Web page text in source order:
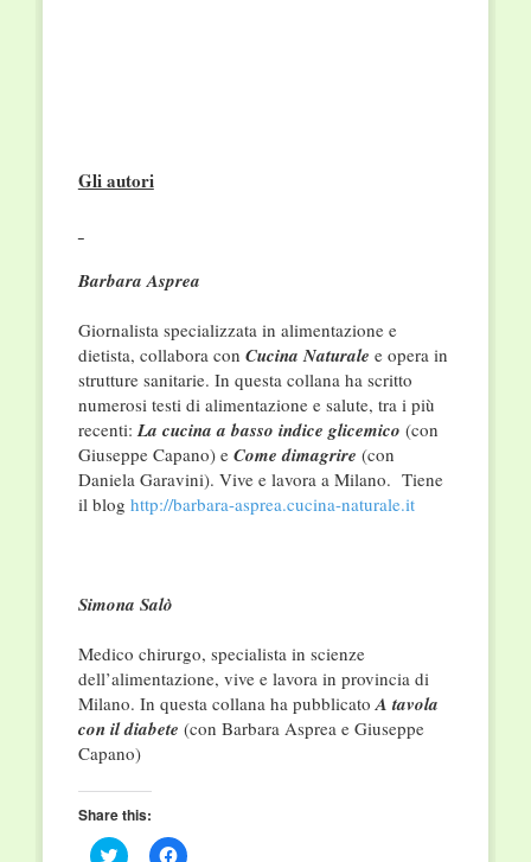
Gli autori
Barbara Asprea
Giornalista specializzata in alimentazione e
dietista, collabora con Cucina Naturale e opera in
strutture sanitarie. In questa collana ha scritto
numerosi testi di alimentazione e salute, tra i più
recenti:La cucina a basso indice glicemico (con
Giuseppe Capano) e Come dimagrire (con
Daniela Garavini). Vive e lavora a Milano. Tiene
il blog http://barbara-asprea.cucina-naturale.it
Simona Salò
Medico chirurgo, specialista in scienze
dell’alimentazione, vive e lavora in provincia di
Milano. In questa collana ha pubblicatoA tavola
con il diabete (con Barbara Asprea e Giuseppe
Capano)
Share this:
Click
Click